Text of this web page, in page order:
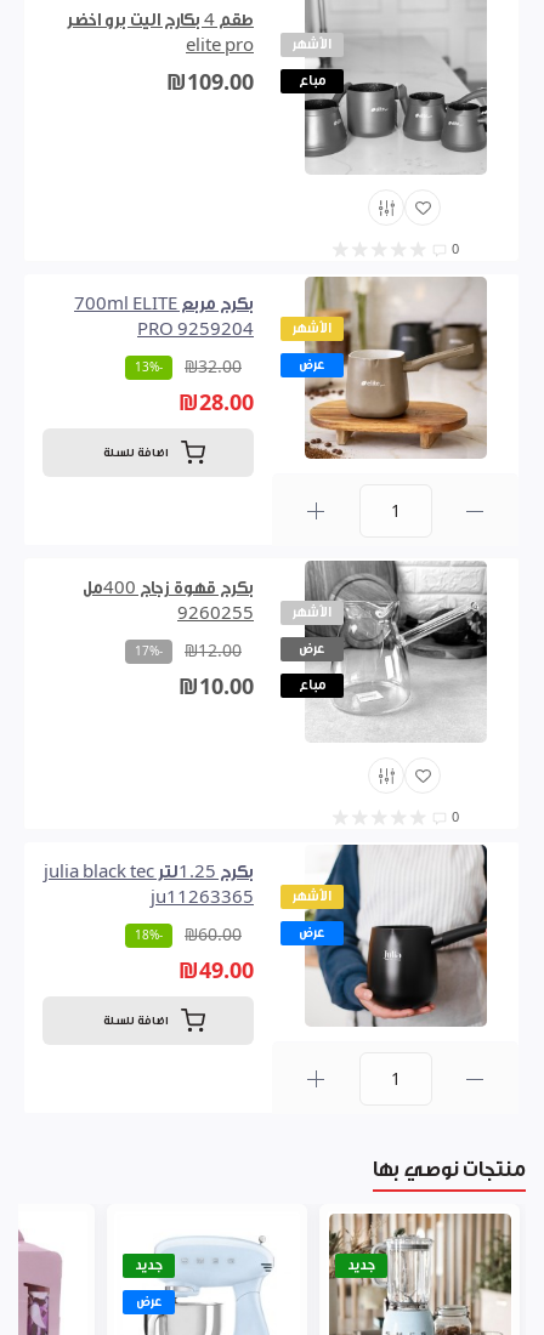
الأشهر
مباع
0
طقم 4 بكارج اليت برو اخضر
elite pro
₪109.00
الأشهر
عرض
بكرج مربع 700ml ELITE
PRO 9259204
₪32.00
-13%
₪28.00
اضافة للسلة
الأشهر
عرض
مباع
0
بكرج قهوة زجاج 400مل
9260255
₪12.00
-17%
₪10.00
الأشهر
عرض
بكرج 1.25لتر julia black tec
ju11263365
₪60.00
-18%
₪49.00
اضافة للسلة
منتجات نوصي بها
جديد جديد
عرض